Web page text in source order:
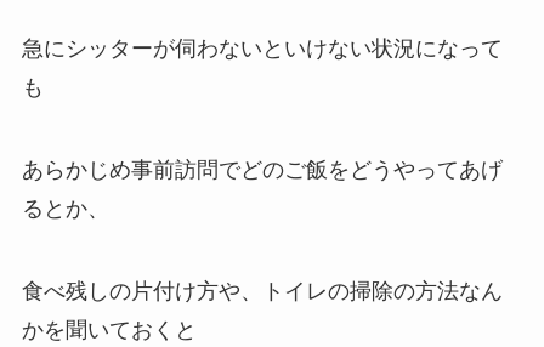
急にシッターが伺わないといけない状況になって
も
あらかじめ事前訪問でどのご飯をどうやってあげ
るとか、
食べ残しの片付け方や、トイレの掃除の方法なん
かを聞いておくと